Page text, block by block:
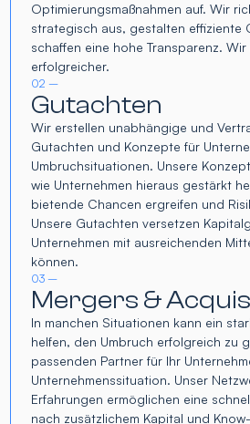
Optimierungsmaßnahmen auf. Wir
strategisch aus, gestalten effiziente
schaffen eine hohe Transparenz.
erfolgreicher.
02 –
Gutachten
Wir erstellen unabhängige und
Gutachten und Konzepte für
Umbruchsituationen. Unsere
wie Unternehmen hieraus gestärkt
bietende Chancen ergreifen und
Unsere Gutachten versetzen
Unternehmen mit ausreichenden
können.
03 –
Mergers &
In manchen Situationen kann ein
helfen, den Umbruch erfolgreich zu
passenden Partner für Ihr
Unternehmenssituation. Unser
Erfahrungen ermöglichen eine
nach zusätzlichem Kapital und